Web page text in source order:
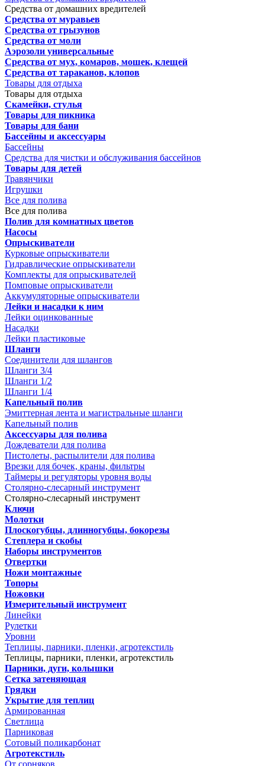
Средства от домашних вредителей
Средства от муравьев
Средства от грызунов
Средства от моли
Аэрозоли универсальные
Средства от мух, комаров, мошек, клещей
Средства от тараканов, клопов
Товары для отдыха
Товары для отдыха
Скамейки, стулья
Товары для пикника
Товары для бани
Бассейны и аксессуары
Бассейны
Средства для чистки и обслуживания бассейнов
Товары для детей
Травянчики
Игрушки
Все для полива
Все для полива
Полив для комнатных цветов
Насосы
Опрыскиватели
Курковые опрыскиватели
Гидравлические опрыскиватели
Комплекты для опрыскивателей
Помповые опрыскиватели
Аккумуляторные опрыскиватели
Лейки и насадки к ним
Лейки оцинкованные
Насадки
Лейки пластиковые
Шланги
Соединители для шлангов
Шланги 3/4
Шланги 1/2
Шланги 1/4
Капельный полив
Эмиттерная лента и магистральные шланги
Капельный полив
Аксессуары для полива
Дождеватели для полива
Пистолеты, распылители для полива
Врезки для бочек, краны, фильтры
Таймеры и регуляторы уровня воды
Столярно-слесарный инструмент
Столярно-слесарный инструмент
Ключи
Молотки
Плоскогубцы, длинногубцы, бокорезы
Степлера и скобы
Наборы инструментов
Отвертки
Ножи монтажные
Топоры
Ножовки
Измерительный инструмент
Линейки
Рулетки
Уровни
Теплицы, парники, пленки, агротекстиль
Теплицы, парники, пленки, агротекстиль
Парники, дуги, колышки
Сетка затеняющая
Грядки
Укрытие для теплиц
Армированная
Светлица
Парниковая
Сотовый поликарбонат
Агротекстиль
От сорняков